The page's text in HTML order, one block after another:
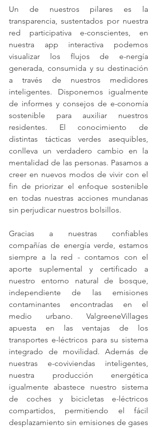
Un de nuestros pilares es la
transparencia, sustentados por nuestra
red participativa e-conscientes, en
nuestra app interactiva podemos
visualizar los flujos de e-nergía
generada, consumida y su destinación
a través de nuestros medidores
inteligentes. Disponemos igualmente
de informes y consejos de e-conomía
sostenible para auxiliar nuestros
residentes. El conocimiento de
distintas tácticas verdes asequibles,
conlleva un verdadero cambio en la
mentalidad de las personas. Pasamos a
creer en nuevos modos de vivir con el
fin de priorizar el enfoque sostenible
en todas nuestras acciones mundanas
sin perjudicar nuestros bolsillos.
Gracias a nuestras confiables
compañías de energía verde, estamos
siempre a la red - contamos con el
aporte suplemental y certificado a
nuestro entorno natural de bosque,
independiente de las emisiones
contaminantes encontradas en el
medio urbano. ValgreeneVillages
apuesta en las ventajas de los
transportes e-léctricos para su sistema
integrado de movilidad. Además de
nuestras e-coviviendas inteligentes,
nuestra producción energética
igualmente abastece nuestro sistema
de coches y bicicletas e-léctricos
compartidos, permitiendo el fácil
desplazamiento sin emisiones de gases